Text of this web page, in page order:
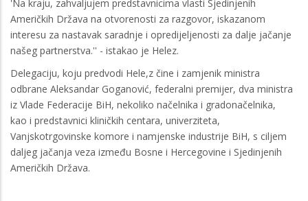
'Na kraju, zahvaljujem predstavnicima vlasti Sjedinjenih
Američkih Država na otvorenosti za razgovor, iskazanom
interesu za nastavak saradnje i opredijeljenosti za dalje jačanje
našeg partnerstva.'' - istakao je Helez.
Delegaciju, koju predvodi Hele,z čine i zamjenik ministra
odbrane Aleksandar Goganović, federalni premijer, dva ministra
iz Vlade Federacije BiH, nekoliko načelnika i gradonačelnika,
kao i predstavnici kliničkih centara, univerziteta,
Vanjskotrgovinske komore i namjenske industrije BiH, s ciljem
daljeg jačanja veza između Bosne i Hercegovine i Sjedinjenih
Američkih Država.